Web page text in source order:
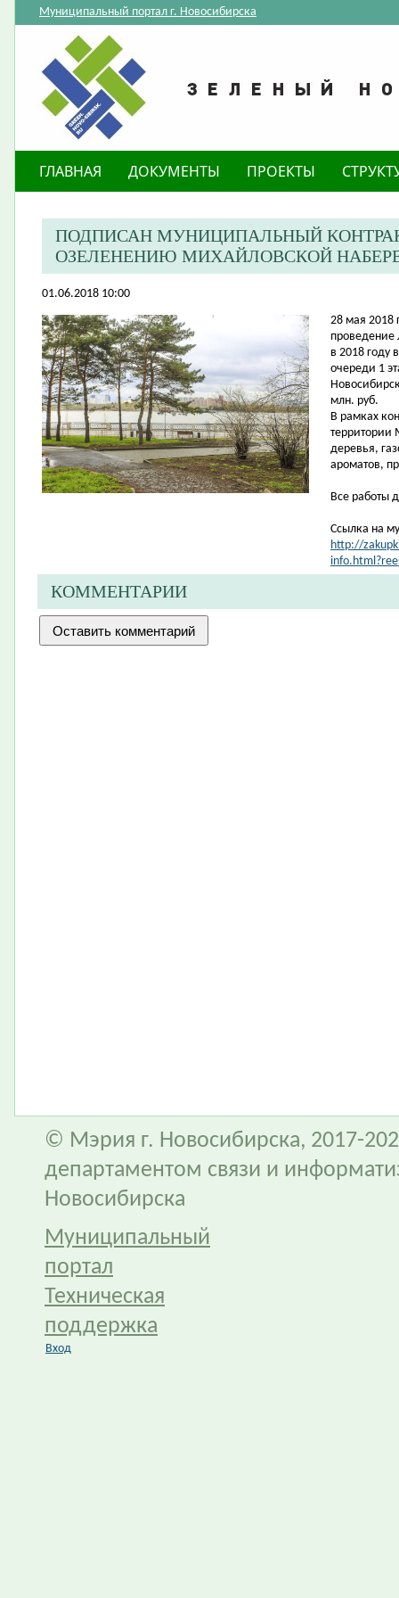
Муниципальный портал г. Новосибирска
ГЛАВНАЯ ДОКУМЕНТЫ ПРОЕКТЫ
ПОДПИСАН МУНИЦИПАЛЬНЫЙ
ОЗЕЛЕНЕНИЮ МИХАЙЛОВСКОЙ
01.06.2018 10:00
​28 мая 2018
проведение
в 2018 году
очереди 1
млн. руб.
В рамках
территории
деревья,
ароматов,
Все работы
Ссылка на
http://
КОММЕНТАРИИ
© Мэрия г. Новосибирска, 2017-
департаментом связи и
Новосибирска
Муниципальный
портал
Техническая
поддержка
Вход